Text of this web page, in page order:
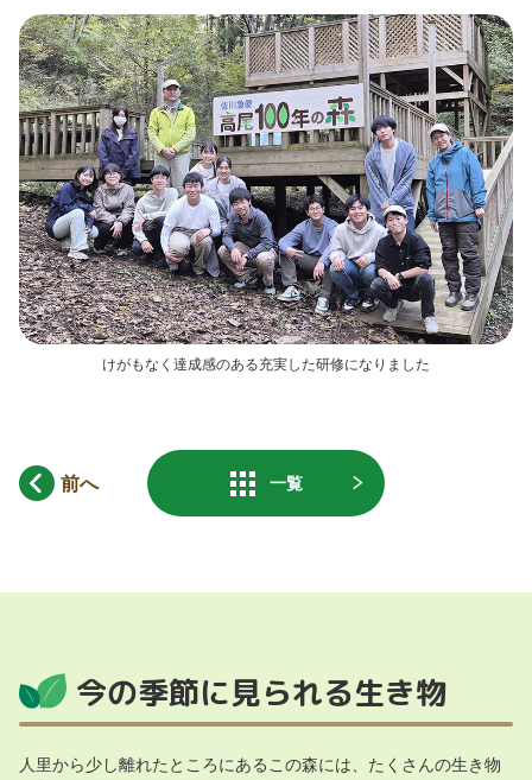
けがもなく達成感のある充実した研修になりました
前へ 一覧
今の季節に見られる生き物
人里から少し離れたところにあるこの森には、たくさんの生き物